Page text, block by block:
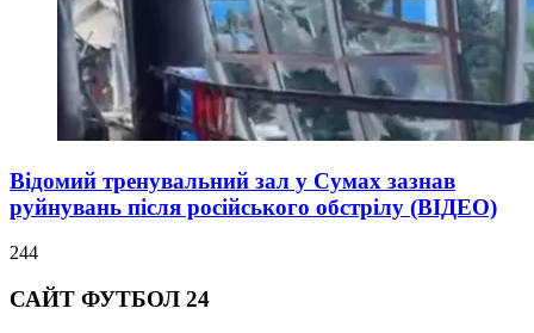
Відомий тренувальний зал у Сумах зазнав
руйнувань після російського обстрілу (ВІДЕО)
244
САЙТ ФУТБОЛ 24